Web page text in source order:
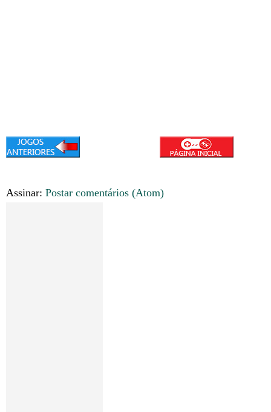
Assinar: Postar comentários (Atom)